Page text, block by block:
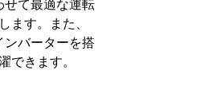
せて最適な運転
ます。また、
バーターを搭
できます。